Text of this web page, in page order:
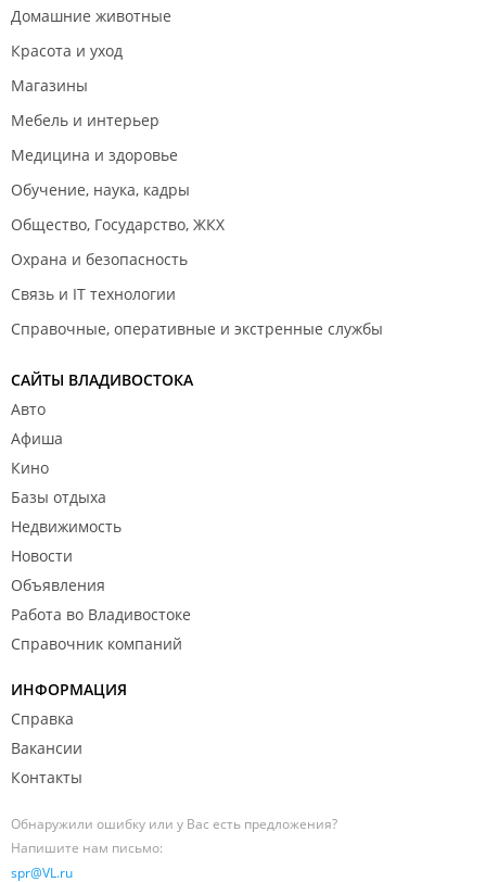
Домашние животные
Красота и уход
Магазины
Мебель и интерьер
Медицина и здоровье
Обучение, наука, кадры
Общество, Государство, ЖКХ
Охрана и безопасность
Связь и IT технологии
Справочные, оперативные и экстренные службы
САЙТЫ ВЛАДИВОСТОКА
Авто
Афиша
Кино
Базы отдыха
Недвижимость
Новости
Объявления
Работа во Владивостоке
Справочник компаний
ИНФОРМАЦИЯ
Справка
Вакансии
Контакты
Обнаружили ошибку или у Вас есть предложения?
Напишите нам письмо:
spr@VL.ru